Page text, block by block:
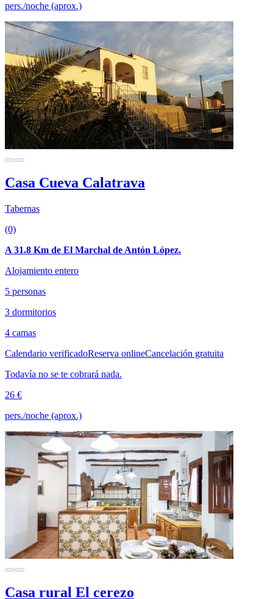
pers./noche (aprox.)
Casa Cueva Calatrava
Tabernas
(0)
A 31.8 Km de El Marchal de Antón López.
Alojamiento entero
5 personas
3 dormitorios
4 camas
Calendario verificadoReserva onlineCancelación gratuita
Todavía no se te cobrará nada.
26 €
pers./noche (aprox.)
Casa rural El cerezo